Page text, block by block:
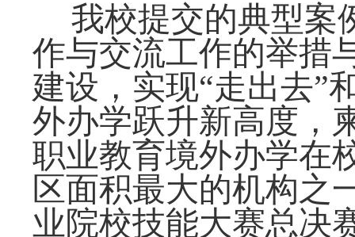
我校提交的典型案
作与交流工作的举措
建设，实现“走出去”
外办学跃升新高度，
职业教育境外办学在
区面积最大的机构之
业院校技能大赛总决